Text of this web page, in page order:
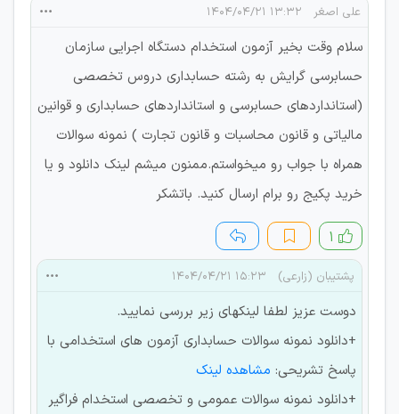
علی اصغر ۱۳:۳۲ ۱۴۰۴/۰۴/۲۱
سلام وقت بخیر آزمون استخدام دستگاه اجرایی سازمان
حسابرسی گرایش به رشته حسابداری دروس تخصصی
(استانداردهای حسابرسی و استانداردهای حسابداری و قوانین
مالیاتی و قانون محاسبات و قانون تجارت ) نمونه سوالات
همراه با جواب رو میخواستم.ممنون میشم لینک دانلود و یا
خرید پکیج رو برام ارسال کنید. باتشکر
۱
پشتیبان (زارعی) ۱۵:۲۳ ۱۴۰۴/۰۴/۲۱
دوست عزیز لطفا لینکهای زیر بررسی نمایید.
+دانلود نمونه سوالات حسابداری آزمون های استخدامی با
پاسخ تشریحی: مشاهده لینک
+دانلود نمونه سوالات عمومی و تخصصی استخدام فراگیر